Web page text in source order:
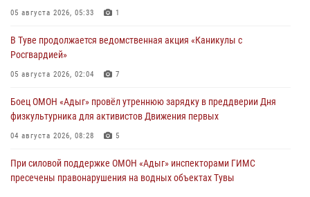
05 августа 2026, 05:33 1
В Туве продолжается ведомственная акция «Каникулы с
Росгвардией»
05 августа 2026, 02:04 7
Боец ОМОН «Адыг» провёл утреннюю зарядку в преддверии Дня
физкультурника для активистов Движения первых
04 августа 2026, 08:28 5
При силовой поддержке ОМОН «Адыг» инспекторами ГИМС
пресечены правонарушения на водных объектах Тувы